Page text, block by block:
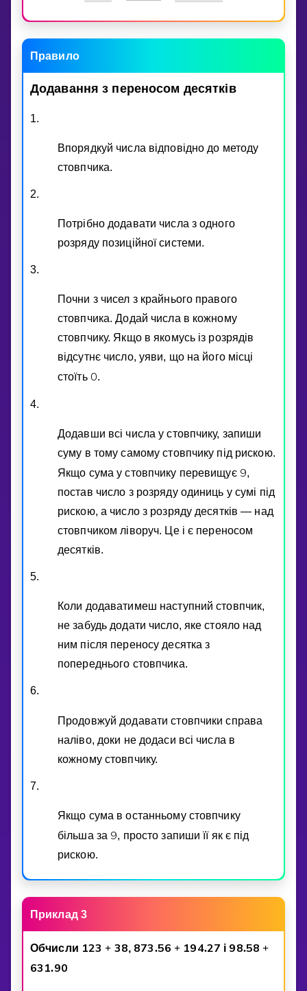
Правило
Додавання з переносом десяткiв
1.
Впорядкуй числа вiдповiдно до методу
стовпчика.
2.
Потрiбно додавати числа з одного
розряду позицiйної системи.
3.
Почни з чисел з крайнього правого
стовпчика. Додай числа в кожному
стовпчику. Якщо в якомусь iз розрядiв
вiдсутнє число, уяви, що на його мiсцi
стоїть 0.
4.
Додавши всi числа у стовпчику, запиши
суму в тому самому стовпчику пiд рискою.
Якщо сума у стовпчику перевищує 9,
постав число з розряду одиниць у сумi пiд
рискою, а число з розряду десяткiв — над
стовпчиком лiворуч. Це i є переносом
десяткiв.
5.
Коли додаватимеш наступний стовпчик,
не забудь додати число, яке стояло над
ним пiсля переносу десятка з
попереднього стовпчика.
6.
Продовжуй додавати стовпчики справа
налiво, доки не додаси всi числа в
кожному стовпчику.
7.
Якщо сума в останньому стовпчику
бiльша за 9, просто запиши її як є пiд
рискою.
Приклад 3
Обчисли 123 + 38, 873.56 + 194.27 i 98.58 +
63 1.90